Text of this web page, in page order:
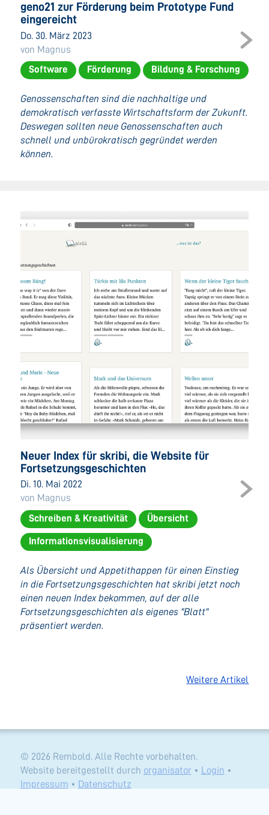
geno21 zur Förderung beim Prototype Fund
eingereicht
Do. 30. März 2023
von Magnus
Software
Förderung Bildung & Forschung
Genossenschaften sind die nachhaltige und
demokratisch verfasste Wirtschaftsform der Zukunft.
Deswegen sollten neue Genossenschaften auch
schnell und unbürokratisch gegründet werden
können.
Neuer Index für skribi, die Website für
Fortsetzungsgeschichten
Di. 10. Mai 2022
von Magnus
Schreiben & Kreativität
Übersicht
Informationsvisualisierung
Als Übersicht und Appetithappen für einen Einstieg
in die Fortsetzungsgeschichten hat skribi jetzt noch
einen neuen Index bekommen, auf der alle
Fortsetzungsgeschichten als eigenes "Blatt"
präsentiert werden.
Weitere Artikel
© 2026 Rembold. Alle Rechte vorbehalten.
Website bereitgestellt durch organisator • Login •
Impressum • Datenschutz